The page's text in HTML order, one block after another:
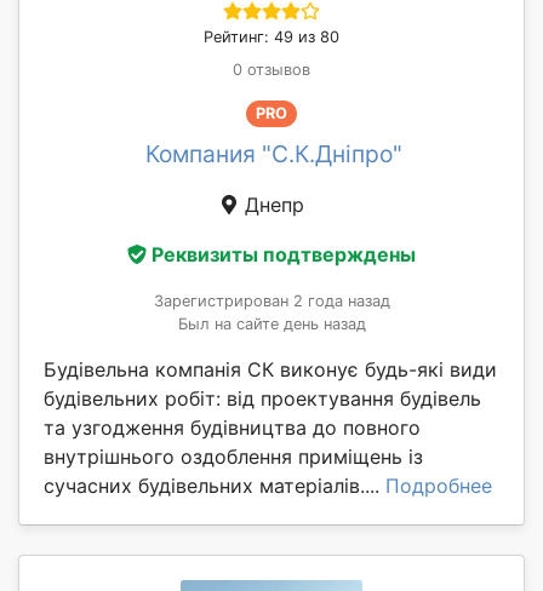
Рейтинг: 49 из 80
0 отзывов
PRO
Компания "С.К.Дніпро"
Днепр
Реквизиты подтверждены
Зарегистрирован 2 года назад
Был на сайте день назад
Будівельна компанія СК виконує будь-які види
будівельних робіт: від проектування будівель
та узгодження будівництва до повного
внутрішнього оздоблення приміщень із
сучасних будівельних матеріалів.... Подробнее